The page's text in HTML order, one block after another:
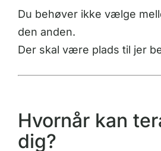
Du behøver ikke vælge
den anden.
Der skal være plads til jer
Hvornår kan
dig?